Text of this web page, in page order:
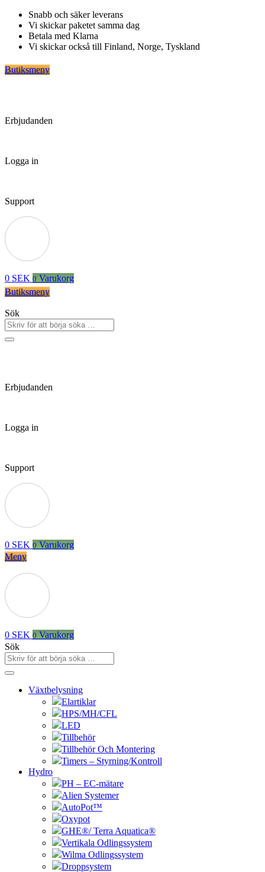
Hoppa
innehåll
Snabb och säker leverans
Vi skickar paketet samma dag
Betala med Klarna
Vi skickar också till Finland, Norge, Tyskland
Butiksmeny
Erbjudanden
Logga in
Support
0 SEK 0 Varukorg
Butiksmeny
Sök
Erbjudanden
Logga in
Support
0 SEK 0 Varukorg
Meny
0 SEK 0 Varukorg
Sök
Växtbelysning
Elartiklar
HPS/MH/CFL
LED
Tillbehör
Tillbehör Och Montering
Timers – Styrning/Kontroll
Hydro
PH – EC-mätare
Alien Systemer
AutoPot™
Oxypot
GHE®/ Terra Aquatica®
Vertikala Odlingssystem
Wilma Odlingssystem
Droppsystem